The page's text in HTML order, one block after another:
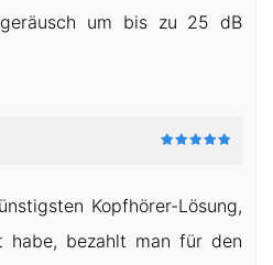
um bis zu 25 dB
Kopfhörer-Lösung,
bezahlt man für den